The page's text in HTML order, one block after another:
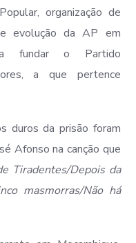
organização de
evolução da AP em
fundar o Partido
a que pertence
duros da prisão foram
Afonso na canção que
Tiradentes/Depois da
masmorras/Não há